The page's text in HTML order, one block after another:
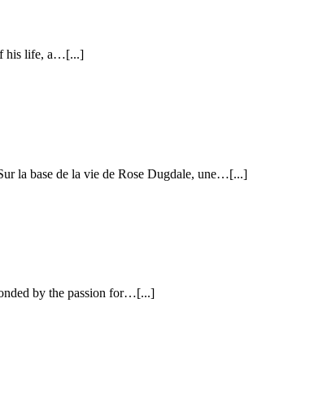
his life, a…[...]
la base de la vie de Rose Dugdale, une…[...]
by the passion for…[...]